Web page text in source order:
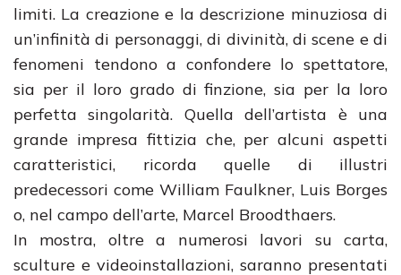
limiti. La creazione e la descrizione minuziosa di
un’infinità di personaggi, di divinità, di scene e di
fenomeni tendono a confondere lo spettatore,
sia per il loro grado di finzione, sia per la loro
perfetta singolarità. Quella dell’artista è una
grande impresa fittizia che, per alcuni aspetti
caratteristici, ricorda quelle di illustri
predecessori come William Faulkner, Luis Borges
o, nel campo dell’arte, Marcel Broodthaers.
In mostra, oltre a numerosi lavori su carta,
sculture e videoinstallazioni, saranno presentati